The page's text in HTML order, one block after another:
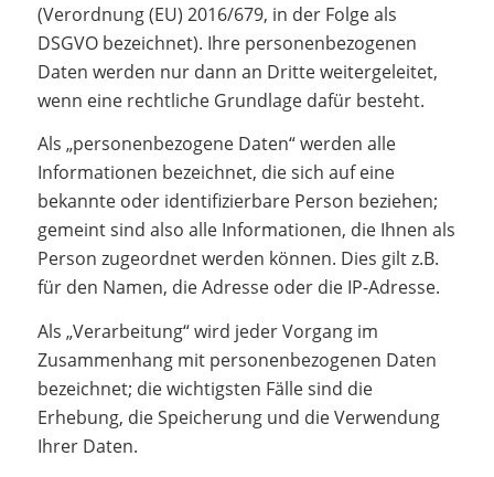
(Verordnung (EU) 2016/679, in der Folge als
DSGVO bezeichnet). Ihre personenbezogenen
Daten werden nur dann an Dritte weitergeleitet,
wenn eine rechtliche Grundlage dafür besteht.
Als „personenbezogene Daten“ werden alle
Informationen bezeichnet, die sich auf eine
bekannte oder identifizierbare Person beziehen;
gemeint sind also alle Informationen, die Ihnen als
Person zugeordnet werden können. Dies gilt z.B.
für den Namen, die Adresse oder die IP-Adresse.
Als „Verarbeitung“ wird jeder Vorgang im
Zusammenhang mit personenbezogenen Daten
bezeichnet; die wichtigsten Fälle sind die
Erhebung, die Speicherung und die Verwendung
Ihrer Daten.